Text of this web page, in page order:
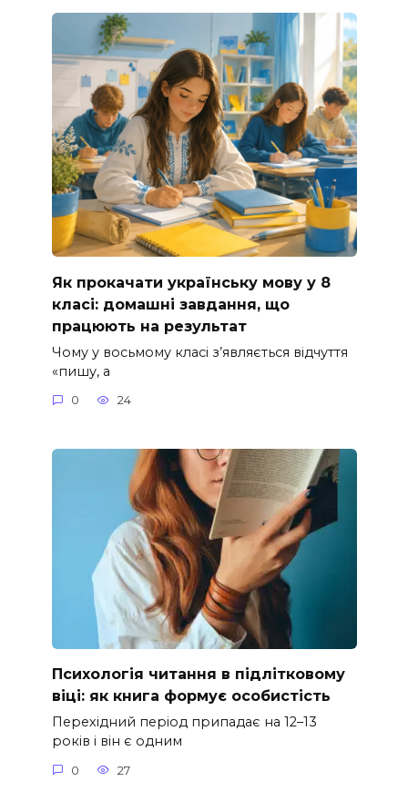
Як прокачати українську мову у 8
класі: домашні завдання, що
працюють на результат
Чому у восьмому класі з’являється відчуття
«пишу, а
0 24
Психологія читання в підлітковому
віці: як книга формує особистість
Перехідний період припадає на 12–13
років і він є одним
0 27